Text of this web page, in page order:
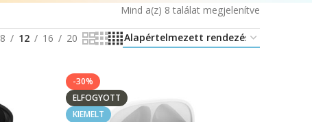
Mind a(z) 8 találat megjelenítve
8 12 16 20
-30%
ELFOGYOTT
KIEMELT